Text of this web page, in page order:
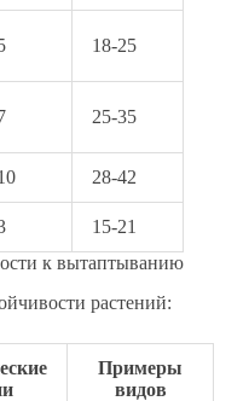
18-25
25-35
28-42
15-21
к вытаптыванию
растений:
Примеры
видов